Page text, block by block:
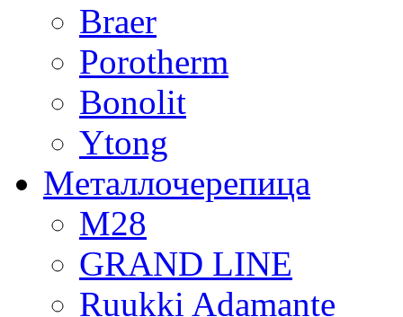
Braer
Porotherm
Bonolit
Ytong
Mеталлочерепица
М28
GRAND LINE
Ruukki Adamante